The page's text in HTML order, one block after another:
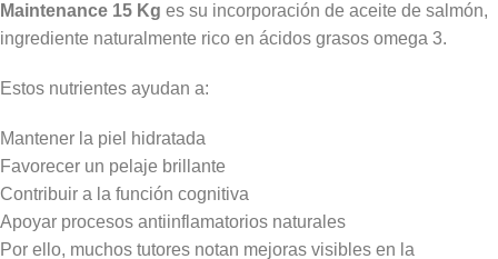
Maintenance 15 Kg es su incorporación de aceite de salmón,
ingrediente naturalmente rico en ácidos grasos omega 3.
Estos nutrientes ayudan a:
Mantener la piel hidratada
Favorecer un pelaje brillante
Contribuir a la función cognitiva
Apoyar procesos antiinflamatorios naturales
Por ello, muchos tutores notan mejoras visibles en la